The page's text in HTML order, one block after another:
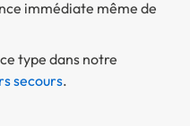
immédiate même de
type dans notre
secours.